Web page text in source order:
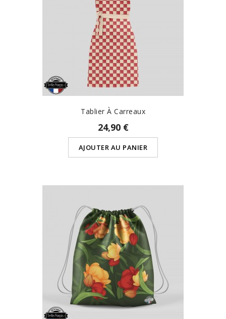
Tablier À Carreaux
24,90 €
AJOUTER AU PANIER